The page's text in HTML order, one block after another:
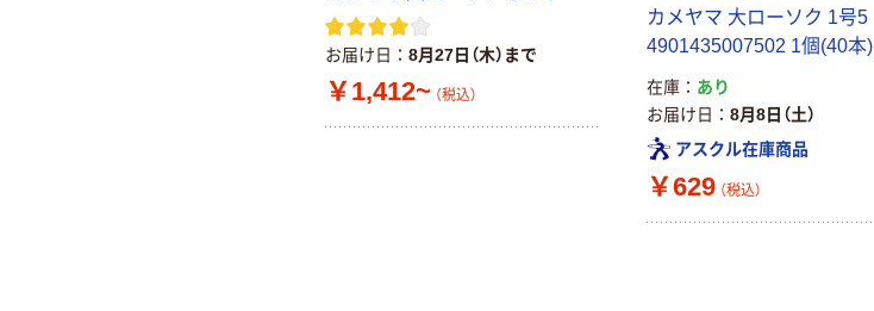
お届け日 8月27日（木）まで
￥1,412~ （税込）
カメヤマ 大ローソク 1号5
4901435007502 1個(40本)
在庫
あり
お届け日
8月8日（土）
アスクル在庫商品
￥629 （税込）